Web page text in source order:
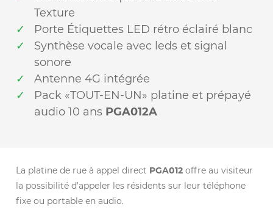
Texture
Porte Étiquettes LED rétro éclairé blanc
Synthèse vocale avec leds et signal
sonore
Antenne 4G intégrée
Pack «TOUT-EN-UN» platine et prépayé
audio 10 ans PGA012A
La platine de rue à appel direct PGA012offre au visiteur
la possibilité d’appeler les résidents sur leur téléphone
fixe ou portable en audio.